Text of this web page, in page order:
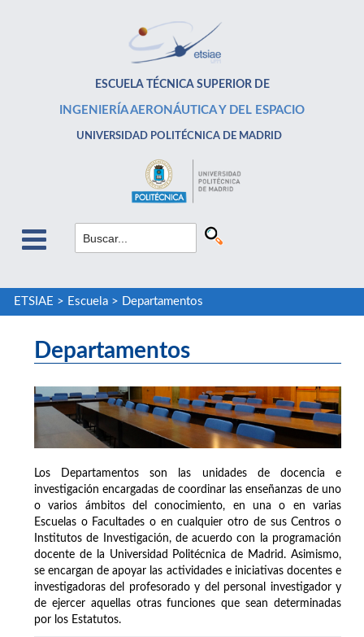
ESCUELA TÉCNICA SUPERIOR DE
INGENIERÍA AERONÁUTICA Y DEL ESPACIO
UNIVERSIDAD POLITÉCNICA DE MADRID
ETSIAE > Escuela> Departamentos
Departamentos
Los Departamentos son las unidades de docencia e
investigación encargadas de coordinar las enseñanzas de uno
o varios ámbitos del conocimiento, en una o en varias
Escuelas o Facultades o en cualquier otro de sus Centros o
Institutos de Investigación, de acuerdo con la programación
docente de la Universidad Politécnica de Madrid. Asimismo,
se encargan de apoyar las actividades e iniciativas docentes e
investigadoras del profesorado y del personal investigador y
de ejercer aquellas otras funciones que sean determinadas
por los Estatutos.